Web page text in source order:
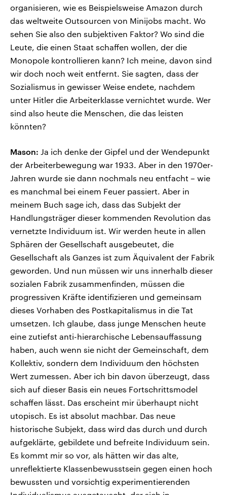
organisieren, wie es Beispielsweise Amazon durch
das weltweite Outsourcen von Minijobs macht. Wo
sehen Sie also den subjektiven Faktor? Wo sind die
Leute, die einen Staat schaffen wollen, der die
Monopole kontrollieren kann? Ich meine, davon sind
wir doch noch weit entfernt. Sie sagten, dass der
Sozialismus in gewisser Weise endete, nachdem
unter Hitler die Arbeiterklasse vernichtet wurde. Wer
sind also heute die Menschen, die das leisten
könnten?
Mason: Ja ich denke der Gipfel und der Wendepunkt
der Arbeiterbewegung war 1933. Aber in den 1970er-
Jahren wurde sie dann nochmals neu entfacht – wie
es manchmal bei einem Feuer passiert. Aber in
meinem Buch sage ich, dass das Subjekt der
Handlungsträger dieser kommenden Revolution das
vernetzte Individuum ist. Wir werden heute in allen
Sphären der Gesellschaft ausgebeutet, die
Gesellschaft als Ganzes ist zum Äquivalent der Fabrik
geworden. Und nun müssen wir uns innerhalb dieser
sozialen Fabrik zusammenfinden, müssen die
progressiven Kräfte identifizieren und gemeinsam
dieses Vorhaben des Postkapitalismus in die Tat
umsetzen. Ich glaube, dass junge Menschen heute
eine zutiefst anti-hierarchische Lebensauffassung
haben, auch wenn sie nicht der Gemeinschaft, dem
Kollektiv, sondern dem Individuum den höchsten
Wert zumessen. Aber ich bin davon überzeugt, dass
sich auf dieser Basis ein neues Fortschrittsmodel
schaffen lässt. Das erscheint mir überhaupt nicht
utopisch. Es ist absolut machbar. Das neue
historische Subjekt, dass wird das durch und durch
aufgeklärte, gebildete und befreite Individuum sein.
Es kommt mir so vor, als hätten wir das alte,
unreflektierte Klassenbewusstsein gegen einen hoch
bewussten und vorsichtig experimentierenden